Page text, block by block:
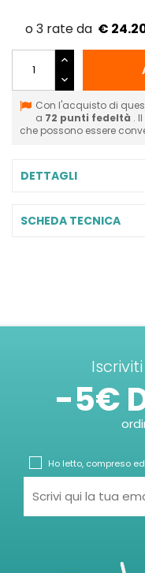
€
Con l'acquisto di
a 72 punti fedeltà .
che possono essere
DETTAGLI
SCHEDA TECNICA
-5€
Ho letto, compreso